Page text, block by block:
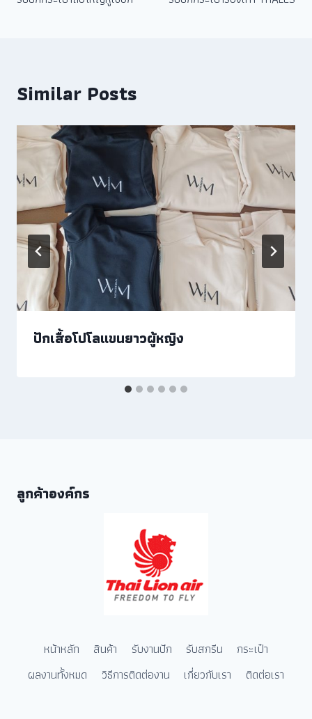
Similar Posts
ปักเสื้อโปโลแขนยาวผู้หญิง
ลูกค้าองค์กร
หน้าหลัก สินค้า รับงานปัก รับสกรีน
กระเป๋า
ผลงานทั้งหมด
วิธีการติดต่องาน เกี่ยวกับเรา ติดต่อเรา